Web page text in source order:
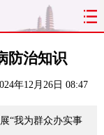
山西
出行
专题
防治知识
年12月26日 08:47
“我为群众办实事